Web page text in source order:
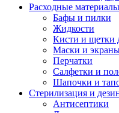
Расходные материалы
Бафы и пилки
Жидкости
Кисти и щетки
Маски и
Перчатки
Салфетки и
Шапочки и
Стерилизация и
Антисептики